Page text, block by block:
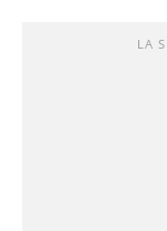
LA